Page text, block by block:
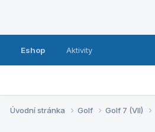
Eshop Aktivity
Úvodní stránka Golf Golf 7 (VII)